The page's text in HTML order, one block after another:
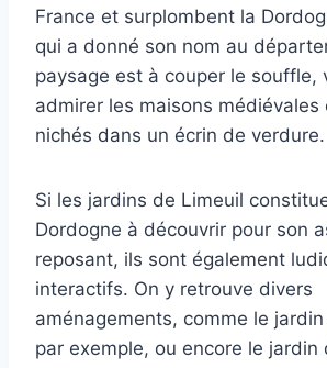
France et surplombent la
qui a donné son nom au
paysage est à couper le souffle,
admirer les maisons médiévales
nichés dans un écrin de verdure.
Si les jardins de Limeuil
Dordogne à découvrir pour son
reposant, ils sont également
interactifs. On y retrouve divers
aménagements, comme le
par exemple, ou encore le jardin